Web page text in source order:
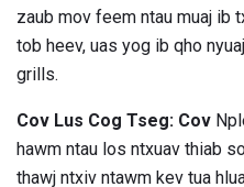
zaub mov feem ntau muaj ib
tob heev, uas yog ib qho
grills.
Cov Lus Cog Tseg: Cov
hawm ntau los ntxuav thiab
thawj ntxiv ntawm kev tua